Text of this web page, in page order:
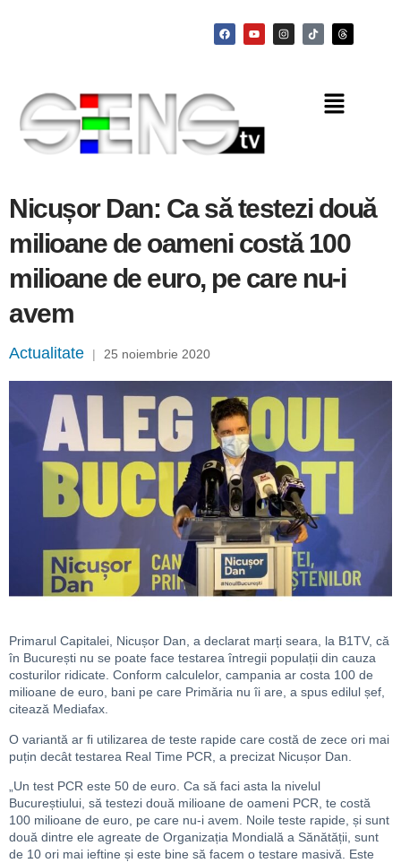
Nicușor Dan: Ca să testezi două
milioane de oameni costă 100
milioane de euro, pe care nu-i
avem
Actualitate | 25 noiembrie 2020
Primarul Capitalei, Nicușor Dan, a declarat marți seara, la B1TV, că
în București nu se poate face testarea întregii populații din cauza
costurilor ridicate. Conform calculelor, campania ar costa 100 de
milioane de euro, bani pe care Primăria nu îi are, a spus edilul șef,
citează Mediafax.
O variantă ar fi utilizarea de teste rapide care costă de zece ori mai
puțin decât testarea Real Time PCR, a precizat Nicușor Dan.
„Un test PCR este 50 de euro. Ca să faci asta la nivelul
Bucureștiului, să testezi două milioane de oameni PCR, te costă
100 milioane de euro, pe care nu-i avem. Noile teste rapide, și sunt
două dintre ele agreate de Organizația Mondială a Sănătății, sunt
de 10 ori mai ieftine și este bine să facem o testare masivă. Este